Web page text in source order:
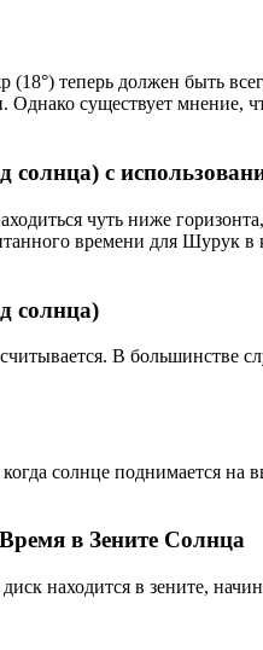
теперь должен быть
Однако существует мнение,
солнца) с
чуть ниже
времени для Шурук в
солнца)
В большинстве
солнце поднимается
в Зените Солнца
находится в зените,